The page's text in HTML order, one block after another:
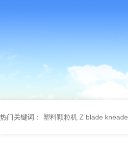
热门关键词： 塑料颗粒机 Z blade